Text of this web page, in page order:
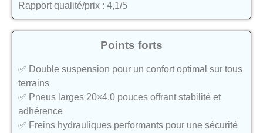
Rapport qualité/prix : 4,1/5
Points forts
✅ Double suspension pour un confort optimal sur tous
terrains
✅ Pneus larges 20×4.0 pouces offrant stabilité et
adhérence
✅ Freins hydrauliques performants pour une sécurité